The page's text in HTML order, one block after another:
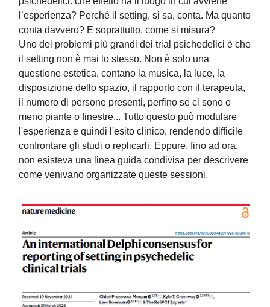
l’esperienza? Perché il setting, si sa, conta. Ma quanto
conta davvero? E soprattutto, come si misura?
Uno dei problemi più grandi dei trial psichedelici è che
il setting non è mai lo stesso. Non è solo una
questione estetica, contano la musica, la luce, la
disposizione dello spazio, il rapporto con il terapeuta,
il numero di persone presenti, perfino se ci sono o
meno piante o finestre... Tutto questo può modulare
l'esperienza e quindi l'esito clinico, rendendo difficile
confrontare gli studi o replicarli. Eppure, fino ad ora,
non esisteva una linea guida condivisa per descrivere
come venivano organizzate queste sessioni.